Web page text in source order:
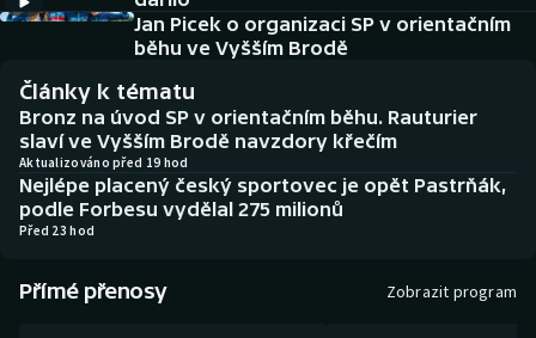
Baseball a softbal
Basketbal
Biatlon
Boby a skeleton
Soutěže
Historické návraty
Aplikace ČT sport
AZ kvíz
Jan Picek o organizaci SP v orientačním
běhu ve Vyšším Brodě
Články k tématu
Bronz na úvod SP v orientačním běhu. Rauturier
slaví ve Vyšším Brodě navzdory křečím
Aktualizováno před 19 hod
Nejlépe placený český sportovec je opět Pastrňák,
podle Forbesu vydělal 275 milionů
Před 23 hod
Přímé přenosy Zobrazit program